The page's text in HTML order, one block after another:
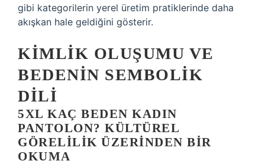
gibi kategorilerin yerel üretim pratiklerinde daha
akışkan hale geldiğini gösterir.
KIMLIK OLUŞUMU VE
BEDENIN SEMBOLIK
DILI
5XL KAÇ BEDEN KADIN
PANTOLON? KÜLTÜREL
GÖRELILIK ÜZERINDEN BIR
OKUMA